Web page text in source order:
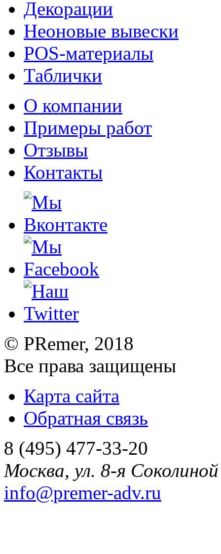
Декорации
Неоновые вывески
POS-материалы
Таблички
О компании
Примеры работ
Отзывы
Контакты
© PRemer, 2018
Все права защищены
Карта сайта
Обратная связь
8 (495) 477-33-20
Москва, ул. 8-я
info@premer-adv.ru